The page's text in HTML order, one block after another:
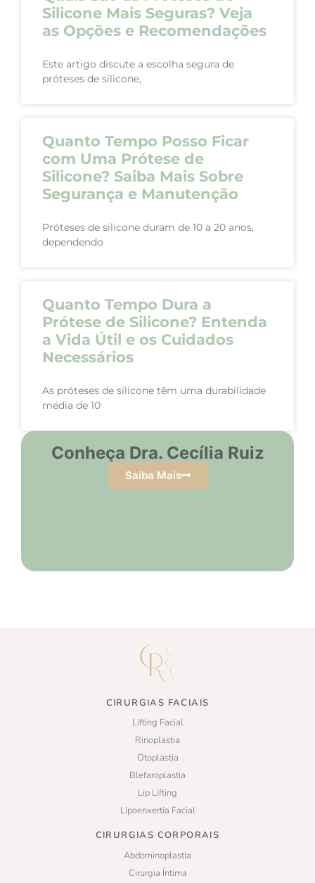
Silicone Mais Seguras? Veja
as Opções e Recomendações
Este artigo discute a escolha segura de
próteses de silicone,
Quanto Tempo Posso Ficar
com Uma Prótese de
Silicone? Saiba Mais Sobre
Segurança e Manutenção
Próteses de silicone duram de 10 a 20 anos,
dependendo
Quanto Tempo Dura a
Prótese de Silicone? Entenda
a Vida Útil e os Cuidados
Necessários
As próteses de silicone têm uma durabilidade
média de 10
Conheça Dra. Cecília Ruiz
Saiba Mais
CIRURGIAS FACIAIS
Lifting Facial
Rinoplastia
Otoplastia
Blefaroplastia
Lip Lifting
Lipoenxertia Facial
CIRURGIAS CORPORAIS
Abdominoplastia
Cirurgia Íntima